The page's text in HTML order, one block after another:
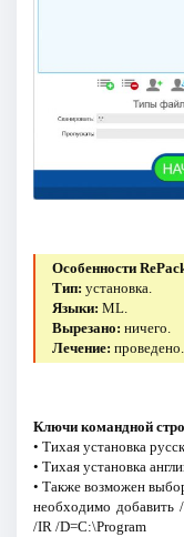
Особенности
Тип: установка.
Языки: ML.
Вырезано: ничего.
Лечение: проведено.
Ключи командной
• Тихая установка
• Тихая установка
• Также возможен
необходимо добавить
/IR /D=C:\Program